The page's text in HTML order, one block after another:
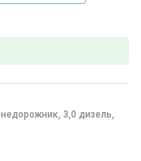
3,0 дизель,